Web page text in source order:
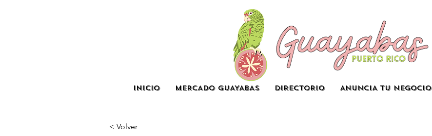
INICIO MERCADO GUAYABAS DIRECTORIO ANUNCIA TU NEGOCIO
< Volver